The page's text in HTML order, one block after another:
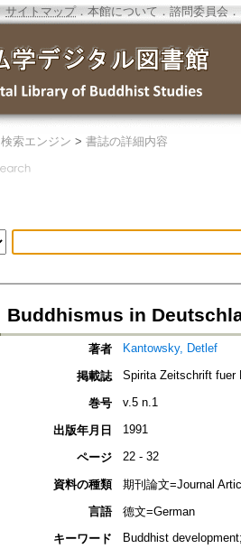
サイトマップ．本館について ． 諮問委員会 ．
検索エンジン > 書誌の詳細内容
Buddhismus in
著者 Kantowsky, Detlef
掲載誌 Spirita Zeitschrift fuer
巻号 v.5 n.1
出版年月日 1991
ページ 22 - 32
資料の種類
期刊論文=Journal
言語
德文=German
キーワード
Buddhist